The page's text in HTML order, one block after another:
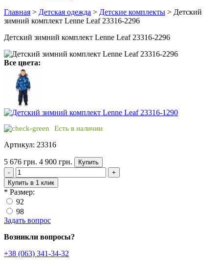
Главная > Детская одежда > Детские комплекты > Детский
зимний комплект Lenne Leaf 23316-2296
Детский зимний комплект Lenne Leaf 23316-2296
Все цвета:
Есть в наличии
Артикул: 23316
5 676 грн. 4 900 грн.
Купить
-
+
Купить в 1 клик
* Размер:
92
98
Задать вопрос
Возникли вопросы?
+38 (063) 341-34-32